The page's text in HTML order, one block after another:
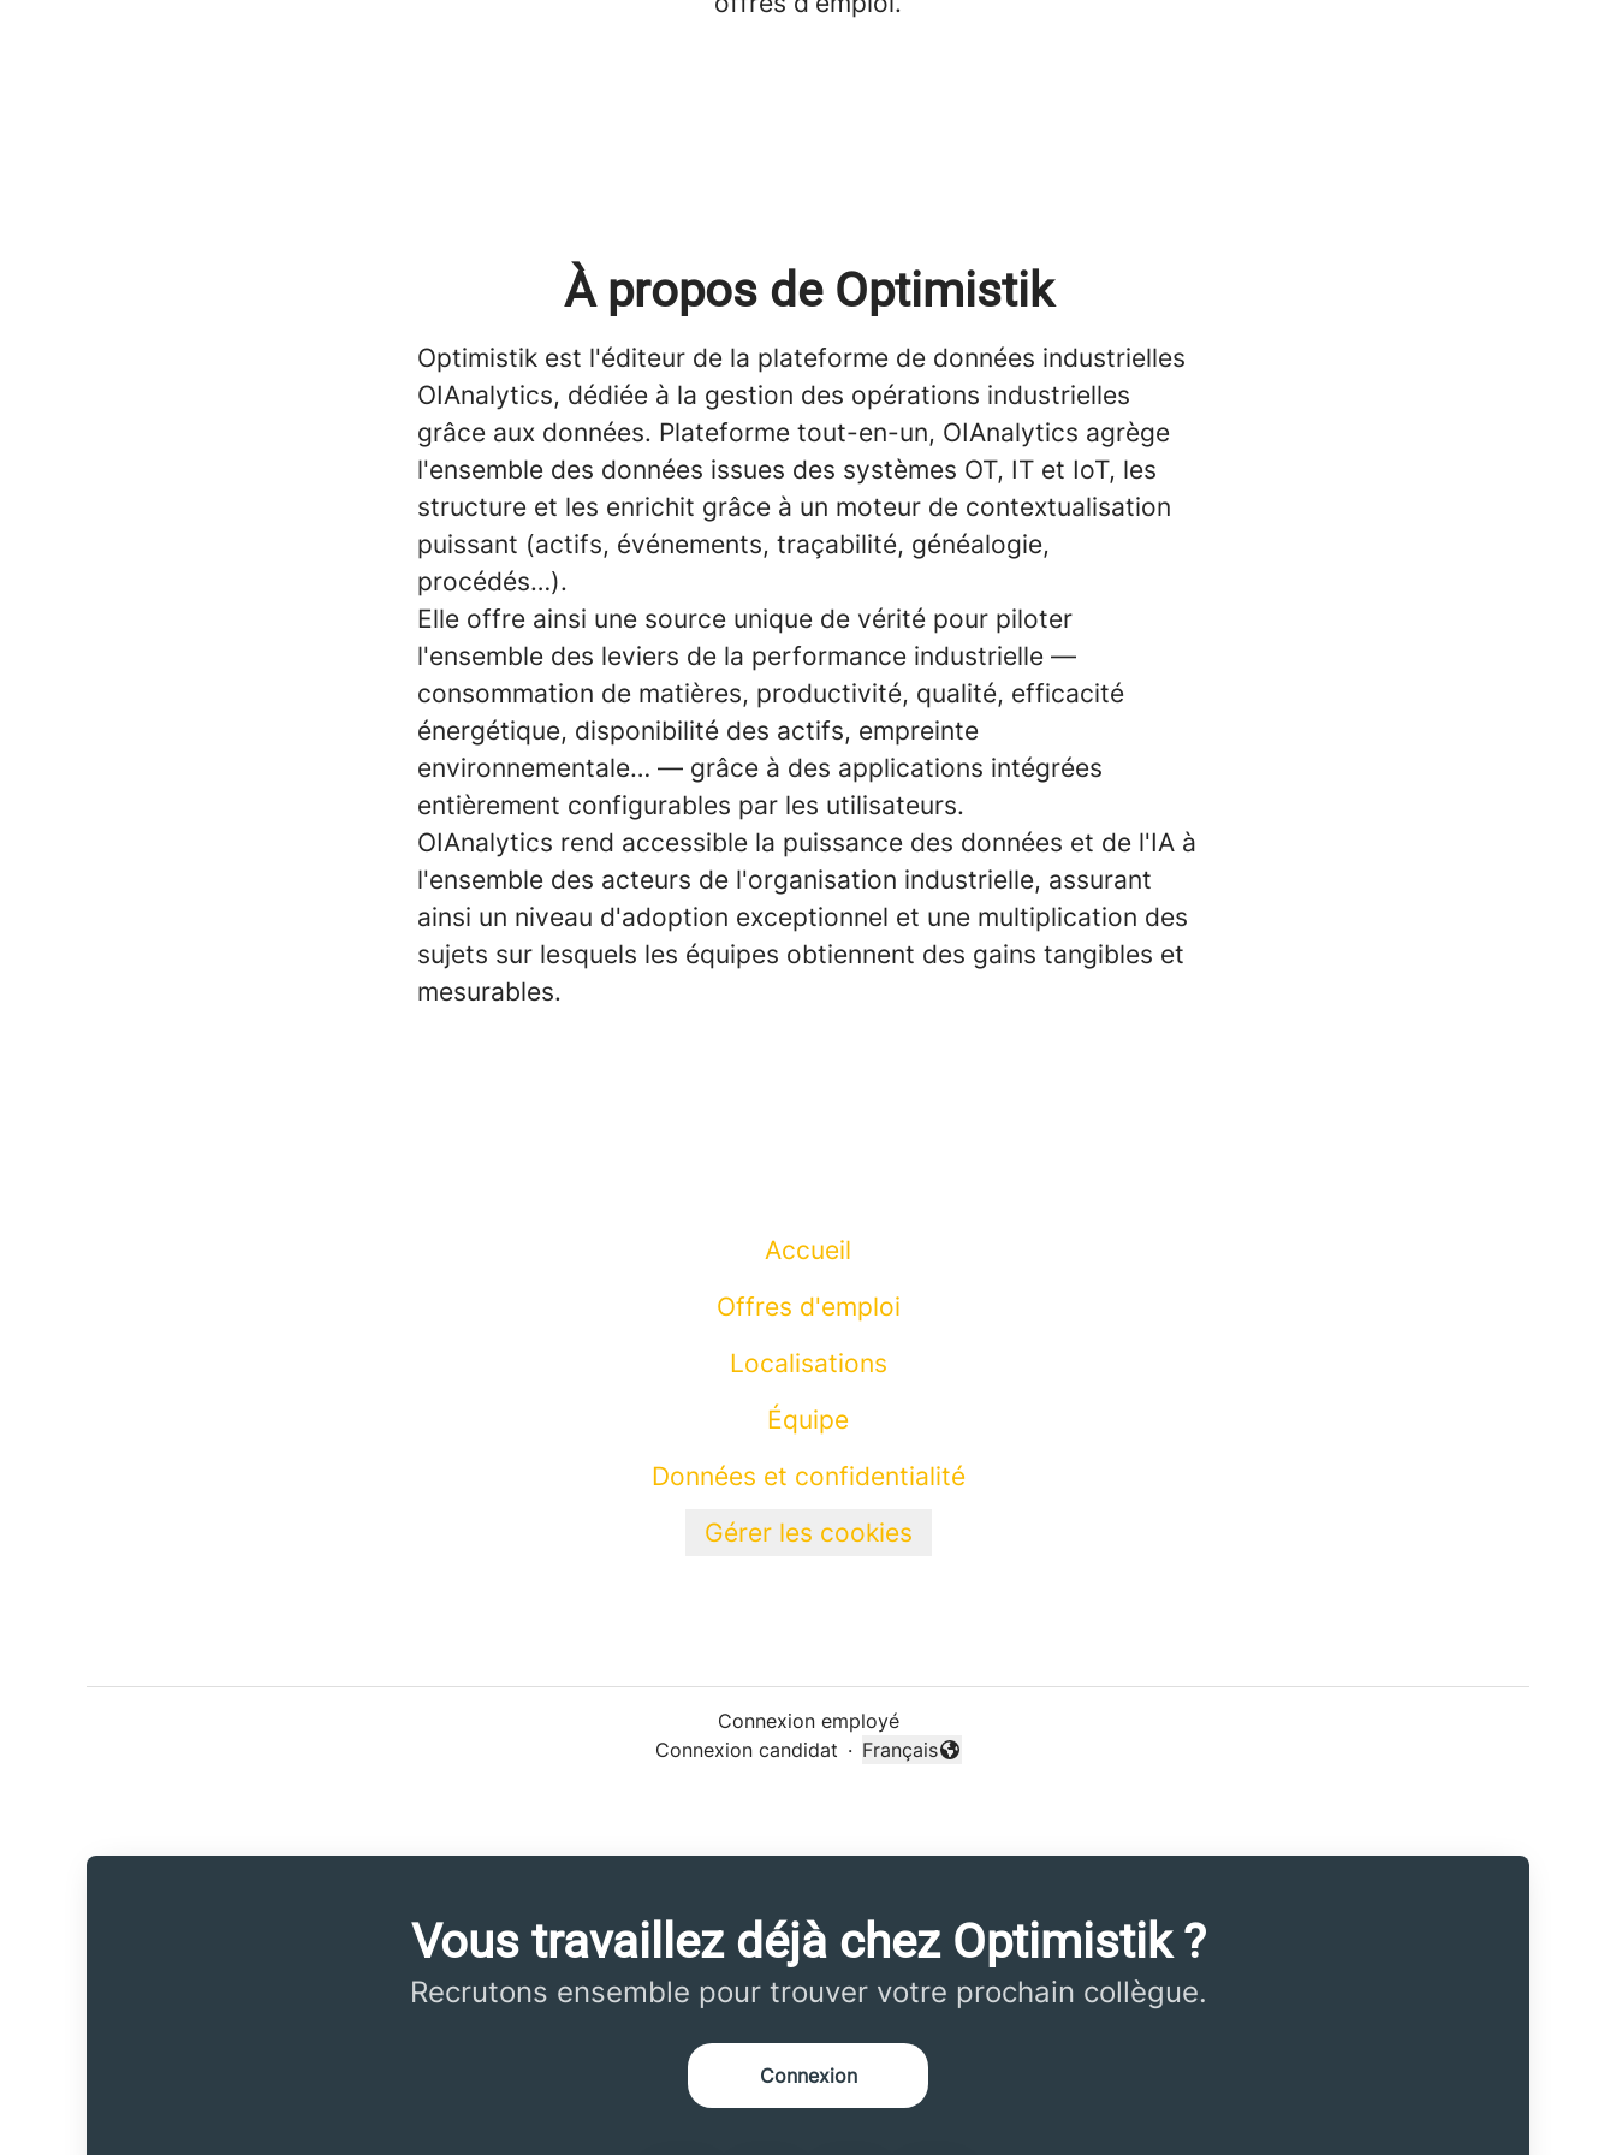
À propos de Optimistik
Optimistik est l'éditeur de la plateforme de données industrielles
OIAnalytics, dédiée à la gestion des opérations industrielles
grâce aux données. Plateforme tout-en-un, OIAnalytics agrège
l'ensemble des données issues des systèmes OT, IT et IoT, les
structure et les enrichit grâce à un moteur de contextualisation
puissant (actifs, événements, traçabilité, généalogie,
procédés…).
Elle offre ainsi une source unique de vérité pour piloter
l'ensemble des leviers de la performance industrielle —
consommation de matières, productivité, qualité, efficacité
énergétique, disponibilité des actifs, empreinte
environnementale… — grâce à des applications intégrées
entièrement configurables par les utilisateurs.
OIAnalytics rend accessible la puissance des données et de l'IA à
l'ensemble des acteurs de l'organisation industrielle, assurant
ainsi un niveau d'adoption exceptionnel et une multiplication des
sujets sur lesquels les équipes obtiennent des gains tangibles et
mesurables.
Accueil
Offres d'emploi
Localisations
Équipe
Données et confidentialité
Gérer les cookies
Connexion employé
Connexion candidat ·
Changer la langue
Français
Vous travaillez déjà chez Optimistik ?
Recrutons ensemble pour trouver votre prochain collègue.
Connexion